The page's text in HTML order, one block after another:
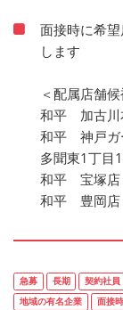
面接時に希
します
＜配属店舗候
和平 加古川
和平 神戸ガ
多聞東1丁目
和平 宝塚店
和平 豊岡店
急募 長期 契約社員
地域の有名企業
面接